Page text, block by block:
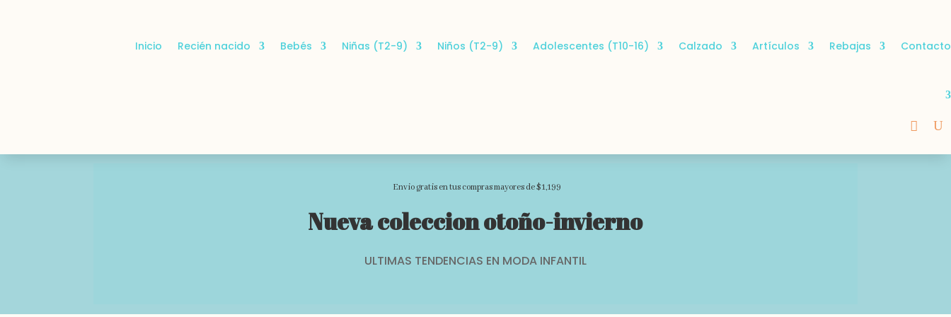
Inicio Recién nacido Bebés Niñas (T2-9) Niños (T2-9) Adolescentes (T10-16) Calzado Artículos Rebajas Contacto
Envio gratis en tus compras mayores de $1,199
Nueva coleccion otoño-invierno
ULTIMAS TENDENCIAS EN MODA INFANTIL